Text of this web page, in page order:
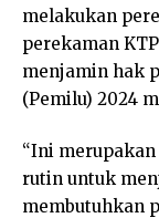
melakukan
perekaman
menjamin hak
(Pemilu) 2024
“Ini
rutin untuk
membutuhkan